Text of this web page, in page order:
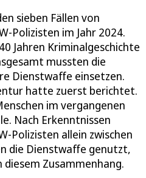
sieben Fällen von
Polizisten im Jahr 2024.
Jahren Kriminalgeschichte
mussten die
Dienstwaffe einsetzen.
hatte zuerst berichtet.
im vergangenen
Nach Erkenntnissen
Polizisten allein zwischen
die Dienstwaffe genutzt,
Zusammenhang.